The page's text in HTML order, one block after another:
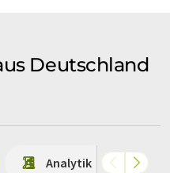
Deutschland
Analytik